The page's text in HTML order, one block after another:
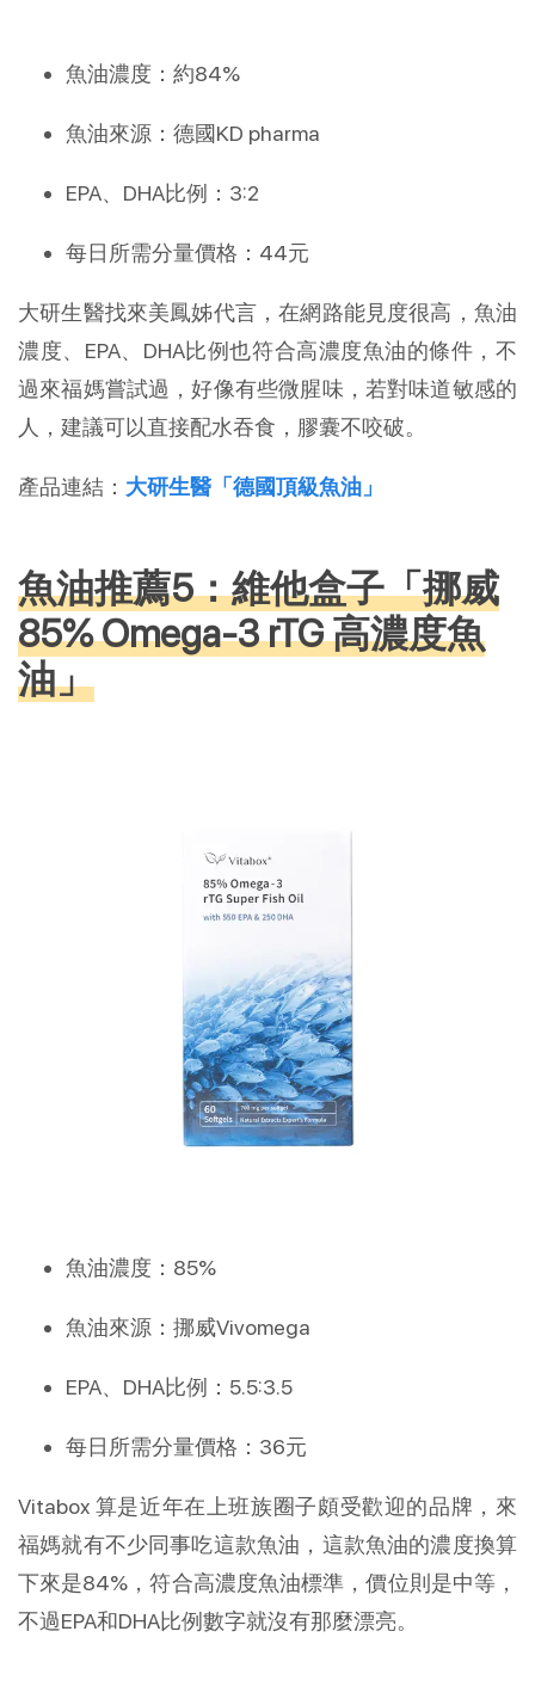
魚油濃度：約84%
魚油來源：德國KD pharma
EPA、DHA比例：3:2
每日所需分量價格：44元
大研生醫找來美鳳姊代言，在網路能見度很高，魚油
濃度、EPA、DHA比例也符合高濃度魚油的條件，不
過來福媽嘗試過，好像有些微腥味，若對味道敏感的
人，建議可以直接配水吞食，膠囊不咬破。
產品連結： 大研生醫「德國頂級魚油」
魚油推薦5：維他盒子「挪威
85% Omega-3 rTG 高濃度魚
油」
魚油濃度：85%
魚油來源：挪威Vivomega
EPA、DHA比例：5.5:3.5
每日所需分量價格：36元
Vitabox 算是近年在上班族圈子頗受歡迎的品牌，來
福媽就有不少同事吃這款魚油，這款魚油的濃度換算
下來是84%，符合高濃度魚油標準，價位則是中等，
不過EPA和DHA比例數字就沒有那麼漂亮。